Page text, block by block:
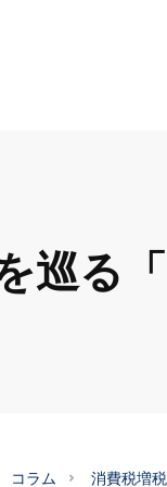
巡る
コラム 消費税増